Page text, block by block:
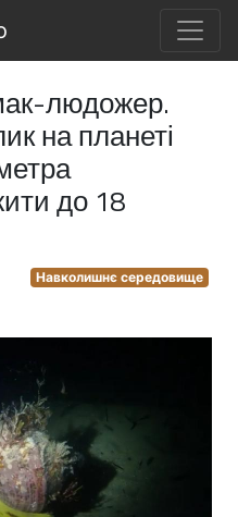
людожер.
на планеті
до 18
Навколишнє середовище